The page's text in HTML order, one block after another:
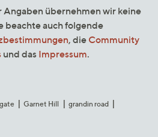
übernehmen wir keine
beachte auch folgende
, die Community
und das Impressum.
Garnet Hill
grandin road